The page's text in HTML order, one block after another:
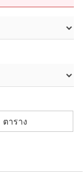
ตาราง